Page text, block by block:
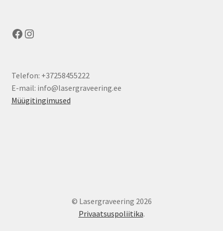
Facebook
Instagram
Telefon: +37258455222
E-mail: info@lasergraveering.ee
Müügitingimused
© Lasergraveering 2026
Privaatsuspoliitika.